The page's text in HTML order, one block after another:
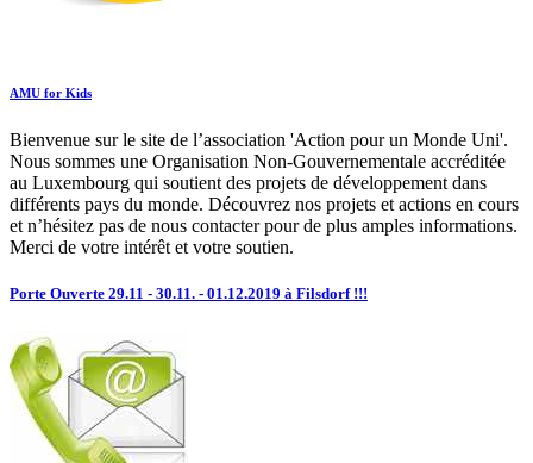
AMU for Kids
Bienvenue sur le site de l’association 'Action pour un Monde Uni'.
Nous sommes une Organisation Non-Gouvernementale accréditée
au Luxembourg qui soutient des projets de développement dans
différents pays du monde. Découvrez nos projets et actions en cours
et n’hésitez pas de nous contacter pour de plus amples informations.
Merci de votre intérêt et votre soutien.
Porte Ouverte 29.11 - 30.11. - 01.12.2019 à Filsdorf !!!